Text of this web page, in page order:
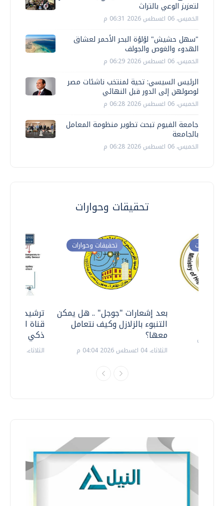
لتعزيز الوعي بالتراث
الخميس، 06 اغسطس 2026 06:31 م
"سهل حشيش" لؤلؤة البحر الأحمر لعشاق
الهدوء والغوص والجولف
الخميس، 06 اغسطس 2026 06:29 م
الرئيس السيسي: تحية لمنتخب ناشئات مصر
لوصولهن إلى الدور قبل النهائي
الخميس، 06 اغسطس 2026 06:28 م
جامعة الفيوم تبحث تطوير منظومة المعامل
بالجامعة
الخميس، 06 اغسطس 2026 06:28 م
تحقيقات وحوارات
ترشيدا
قناة
ذكي
الثلاثاء، 14 يوليو 2026 06:11 م
تحقيقات وحوارات
بعد إشعارات "جوجل" .. هل يمكن
التنبوء بالزلازل وكيف نتعامل
معها؟
الثلاثاء، 04 اغسطس 2026 04:04 م
وحوارات